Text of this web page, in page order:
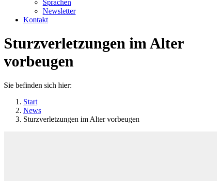
Sprachen
Newsletter
Kontakt
Sturzverletzungen im Alter
vorbeugen
Sie befinden sich hier:
Start
News
Sturzverletzungen im Alter vorbeugen